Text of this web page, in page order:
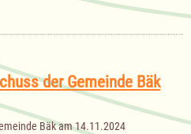
der Gemeinde Bäk
Bäk am 14.11.2024